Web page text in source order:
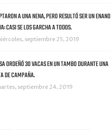
A UNA NENA, PERO RESULTÓ SER UN ENANO
CASI SE LOS GARCHA A TODOS.
septiembre 25, 2019
ORDEÑÓ 30 VACAS EN UN TAMBO DURANTE UNA
DE CAMPAÑA.
septiembre 24, 2019